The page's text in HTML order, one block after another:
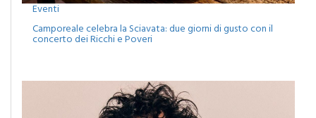
Eventi
Camporeale celebra la Sciavata: due giorni di gusto con il
concerto dei Ricchi e Poveri